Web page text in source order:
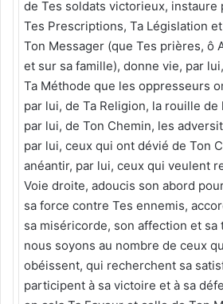
de Tes soldats victorieux, instaure
Tes Prescriptions, Ta Législation
Ton Messager (que Tes prières, ô
et sur sa famille), donne vie, par
Ta Méthode que les oppresseurs
par lui, de Ta Religion, la rouille de
par lui, de Ton Chemin, les
par lui, ceux qui ont dévié de Ton
anéantir, par lui, ceux qui veulent
Voie droite, adoucis son abord
sa force contre Tes ennemis,
sa miséricorde, son affection et sa
nous soyons au nombre de ceux
obéissent, qui recherchent sa
participent à sa victoire et à sa